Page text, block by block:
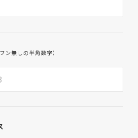
フン無しの半角数字）